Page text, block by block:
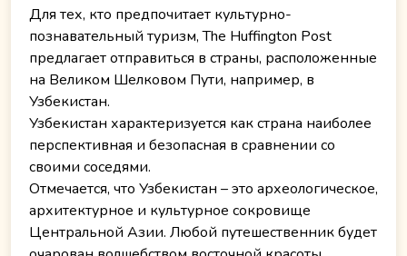
Для тех, кто предпочитает культурно-
познавательный туризм, The Huffington Post
предлагает отправиться в страны, расположенные
на Великом Шелковом Пути, например, в
Узбекистан.
Узбекистан характеризуется как страна наиболее
перспективная и безопасная в сравнении со
своими соседями.
Отмечается, что Узбекистан – это археологическое,
архитектурное и культурное сокровище
Центральной Азии. Любой путешественник будет